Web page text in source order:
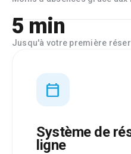
5 min
Jusqu'à votre première
calendar_today
Système de
ligne